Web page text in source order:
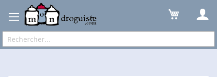
Expédition sous 48 à 72h et frais de port à partir de 6,90 € !
Événements